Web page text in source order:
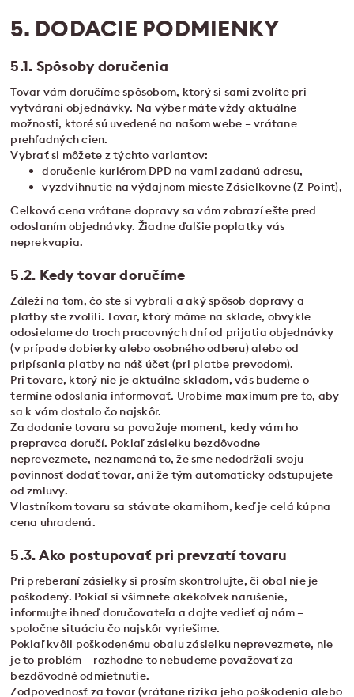
5. DODACIE PODMIENKY
5.1. Spôsoby doručenia
Tovar vám doručíme spôsobom, ktorý si sami zvolíte pri
vytváraní objednávky. Na výber máte vždy aktuálne
možnosti, ktoré sú uvedené na našom webe – vrátane
prehľadných cien.
Vybrať si môžete z týchto variantov:
doručenie kuriérom DPD na vami zadanú adresu,
vyzdvihnutie na výdajnom mieste Zásielkovne (Z-Point),
Celková cena vrátane dopravy sa vám zobrazí ešte pred
odoslaním objednávky. Žiadne ďalšie poplatky vás
neprekvapia.
5.2. Kedy tovar doručíme
Záleží na tom, čo ste si vybrali a aký spôsob dopravy a
platby ste zvolili. Tovar, ktorý máme na sklade, obvykle
odosielame do troch pracovných dní od prijatia objednávky
(v prípade dobierky alebo osobného odberu) alebo od
pripísania platby na náš účet (pri platbe prevodom).
Pri tovare, ktorý nie je aktuálne skladom, vás budeme o
termíne odoslania informovať. Urobíme maximum pre to, aby
sa k vám dostalo čo najskôr.
Za dodanie tovaru sa považuje moment, kedy vám ho
prepravca doručí. Pokiaľ zásielku bezdôvodne
neprevezmete, neznamená to, že sme nedodržali svoju
povinnosť dodať tovar, ani že tým automaticky odstupujete
od zmluvy.
Vlastníkom tovaru sa stávate okamihom, keď je celá kúpna
cena uhradená.
5.3. Ako postupovať pri prevzatí tovaru
Pri preberaní zásielky si prosím skontrolujte, či obal nie je
poškodený. Pokiaľ si všimnete akékoľvek narušenie,
informujte ihneď doručovateľa a dajte vedieť aj nám –
spoločne situáciu čo najskôr vyriešime.
Pokiaľ kvôli poškodenému obalu zásielku neprevezmete, nie
je to problém – rozhodne to nebudeme považovať za
bezdôvodné odmietnutie.
Zodpovednosť za tovar (vrátane rizika jeho poškodenia alebo